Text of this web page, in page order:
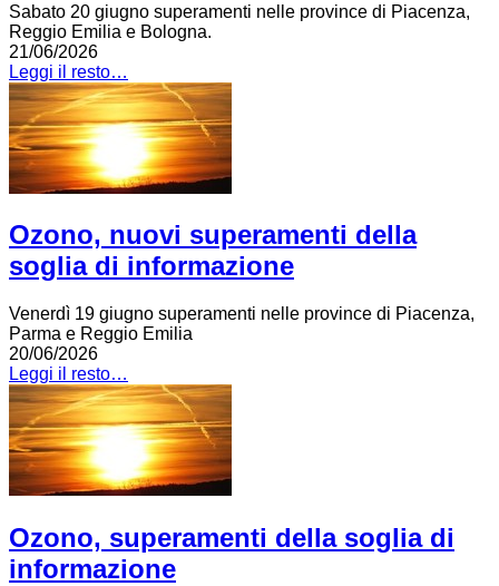
Sabato 20 giugno superamenti nelle province di Piacenza,
Reggio Emilia e Bologna.
21/06/2026
Leggi il resto…
Ozono, nuovi superamenti della
soglia di informazione
Venerdì 19 giugno superamenti nelle province di Piacenza,
Parma e Reggio Emilia
20/06/2026
Leggi il resto…
Ozono, superamenti della soglia di
informazione